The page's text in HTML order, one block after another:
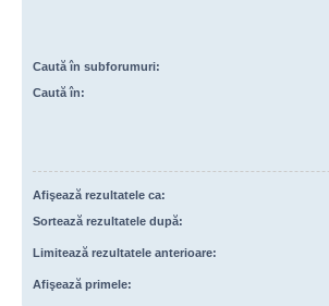
Caută în subforumuri:
Caută în:
Afişează rezultatele ca:
Sortează rezultatele după:
Limitează rezultatele anterioare:
Afişează primele: